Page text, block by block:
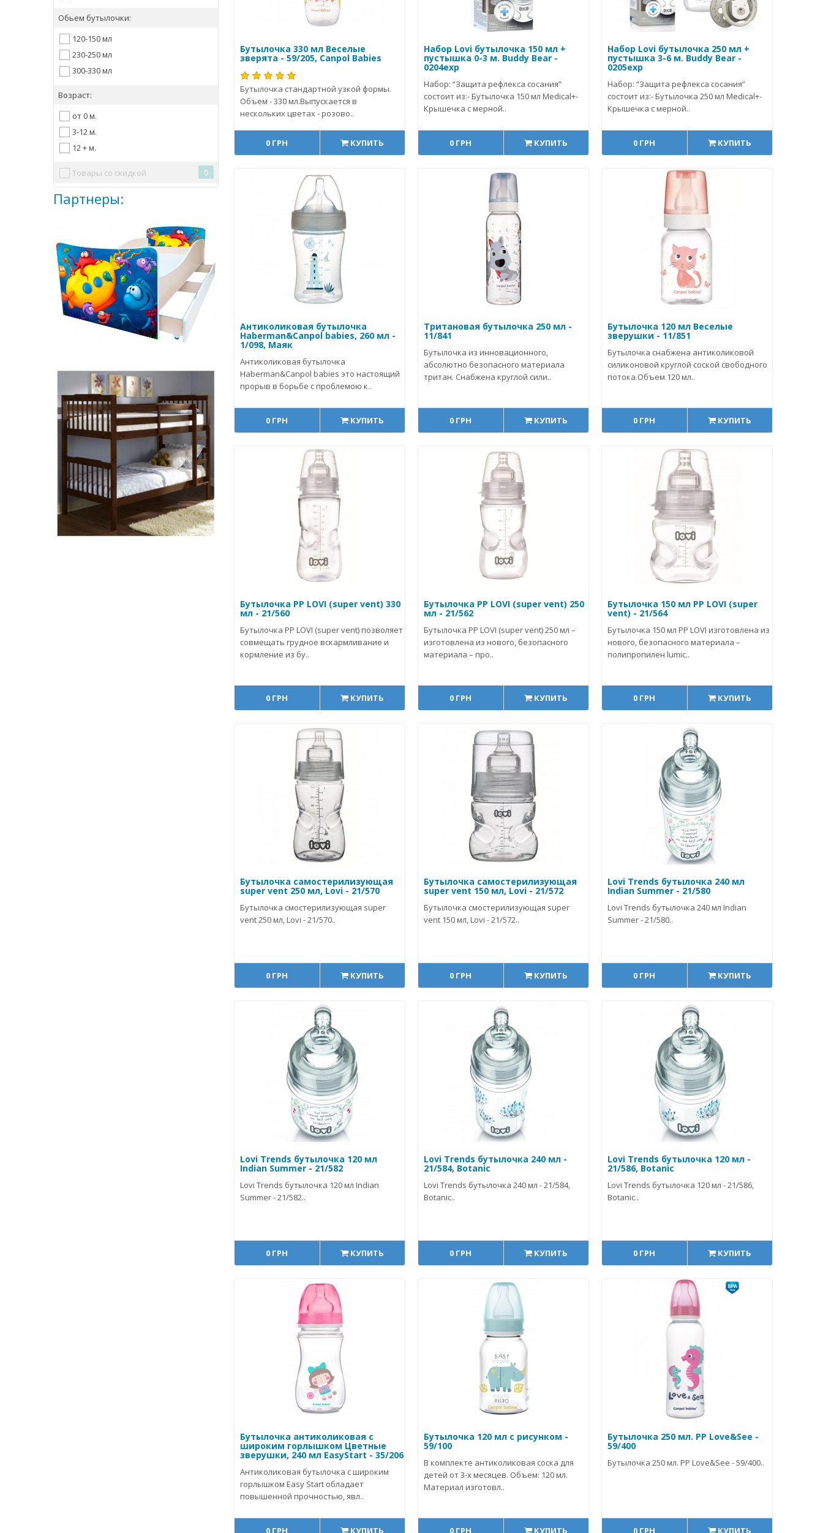
Обьем бутылочки:
120-150 мл
230-250 мл
300-330 мл
Возраст:
от 0 м.
3-12 м.
12 + м.
Товары со скидкой 0
Партнеры:
Бутылочка 330 мл Веселые
зверята - 59/205, Canpol Babies
Бутылочка стандартной узкой формы.
Объем - 330 мл.Выпускается в
нескольких цветах - розово..
0 ГРН КУПИТЬ
Набор Lovi бутылочка 150 мл +
пустышка 0-3 м. Buddy Bear -
0204exp
Набор: “Защита рефлекса сосания”
состоит из:- Бутылочка 150 мл Мedical+-
Крышечка с мерной..
0 ГРН КУПИТЬ
Набор Lovi бутылочка 250 мл +
пустышка 3-6 м. Buddy Bear -
0205exp
Набор: “Защита рефлекса сосания”
состоит из:- Бутылочка 250 мл Мedical+-
Крышечка с мерной..
0 ГРН КУПИТЬ
Антиколиковая бутылочка
Haberman&Canpol babies, 260 мл -
1/098, Маяк
Антиколиковая бутылочка
Haberman&Canpol babies это настоящий
прорыв в борьбе с проблемою к..
0 ГРН КУПИТЬ
Тритановая бутылочка 250 мл -
11/841
Бутылочка из инновационного,
абсолютно безопасного материала
тритан. Снабжена круглой сили..
0 ГРН КУПИТЬ
Бутылочка 120 мл Веселые
зверушки - 11/851
Бутылочка снабжена антиколиковой
силиконовой круглой соской свободного
потока.Объем 120 мл..
0 ГРН КУПИТЬ
Бутылочка PP LOVI (super vent) 330
мл - 21/560
Бутылочка PP LOVI (super vent) позволяет
совмещать грудное вскармливание и
кормление из бу..
0 ГРН КУПИТЬ
Бутылочка PP LOVI (super vent) 250
мл - 21/562
Бутылочка PP LOVI (super vent) 250 мл –
изготовлена из нового, безопасного
материала – про..
0 ГРН КУПИТЬ
Бутылочка 150 мл PP LOVI (super
vent) - 21/564
Бутылочка 150 мл PP LOVI изготовлена из
нового, безопасного материала –
полипропилен lumic..
0 ГРН КУПИТЬ
Бутылочка самостерилизующая
super vent 250 мл, Lovi - 21/570
Бутылочка смостерилизующая super
vent 250 мл, Lovi - 21/570..
0 ГРН КУПИТЬ
Бутылочка самостерилизующая
super vent 150 мл, Lovi - 21/572
Бутылочка смостерилизующая super
vent 150 мл, Lovi - 21/572..
0 ГРН КУПИТЬ
Lovi Trends бутылочка 240 мл
Indian Summer - 21/580
Lovi Trends бутылочка 240 мл Indian
Summer - 21/580..
0 ГРН КУПИТЬ
Lovi Trends бутылочка 120 мл
Indian Summer - 21/582
Lovi Trends бутылочка 120 мл Indian
Summer - 21/582..
0 ГРН КУПИТЬ
Lovi Trends бутылочка 240 мл -
21/584, Botanic
Lovi Trends бутылочка 240 мл - 21/584,
Botanic..
0 ГРН КУПИТЬ
Lovi Trends бутылочка 120 мл -
21/586, Botanic
Lovi Trends бутылочка 120 мл - 21/586,
Botanic..
0 ГРН КУПИТЬ
Бутылочка антиколиковая с
широким горлышком Цветные
зверушки, 240 мл EasyStart - 35/206
Антиколиковая бутылочка с широким
горлышком Easy Start обладает
повышенной прочностью, явл..
Бутылочка 120 мл с рисунком -
59/100
В комплекте антиколиковая соска для
детей от 3-х месяцев. Объем: 120 мл.
Материал изготовл..
Бутылочка 250 мл. РР Love&See -
59/400
Бутылочка 250 мл. РР Love&See - 59/400..